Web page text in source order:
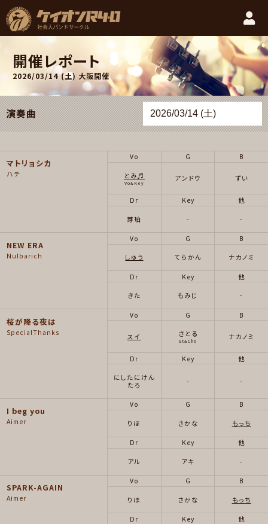
開催レポート
2026/03/14 (土) 大阪開催
演奏曲
マトリョシカ
ハチ
Vo
とみ♬
Vo&Key
G
アンドウ
B
ずい
Dr
芽珀
Key
-
他
-
NEW ERA
Nulbarich
Vo
しゅう
G
てらかん
B
ナカノミ
Dr
きた
Key
もみじ
他
-
桜が降る夜は
SpecialThanks
Vo
スイ
G
さとる
Gt&Cho
B
ナカノミ
Dr
にしたにけん
たろ
Key
-
他
-
I beg you
Aimer
Vo
りほ
G
さかな
B
もっち
Dr
アル
Key
アキ
他
-
SPARK-AGAIN
Aimer
Vo
りほ
G
さかな
B
もっち
Dr Key 他